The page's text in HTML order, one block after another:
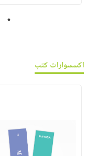
1
اكسسوارات كتب